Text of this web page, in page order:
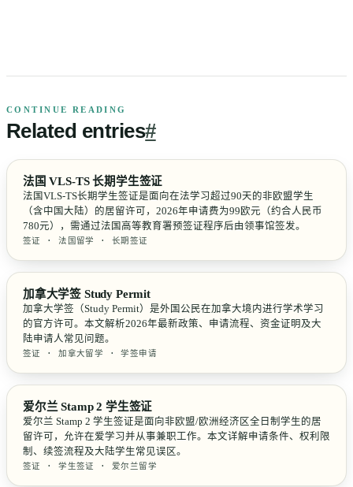
CONTINUE READING
Related entries#
法国 VLS-TS 长期学生签证
法国VLS-TS长期学生签证是面向在法学习超过90天的非欧盟学生
（含中国大陆）的居留许可，2026年申请费为99欧元（约合人民币
780元），需通过法国高等教育署预签证程序后由领事馆签发。
签证 · 法国留学 · 长期签证
加拿大学签 Study Permit
加拿大学签（Study Permit）是外国公民在加拿大境内进行学术学习
的官方许可。本文解析2026年最新政策、申请流程、资金证明及大
陆申请人常见问题。
签证 · 加拿大留学 · 学签申请
爱尔兰 Stamp 2 学生签证
爱尔兰 Stamp 2 学生签证是面向非欧盟/欧洲经济区全日制学生的居
留许可，允许在爱学习并从事兼职工作。本文详解申请条件、权利限
制、续签流程及大陆学生常见误区。
签证 · 学生签证 · 爱尔兰留学